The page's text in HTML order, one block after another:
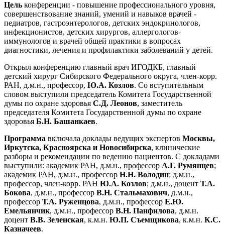
Цель конференции - повышение профессионального уровня,
совершенствование знаний, умений и навыков врачей -
педиатров, гастроэнтерологов, детских эндокринологов,
инфекционистов, детских хирургов, аллергологов-
иммунологов и врачей общей практики в вопросах
диагностики, лечения и профилактики заболеваний у детей.
Открыл конференцию главный врач ИГОДКБ, главный
детский хирург Сибирского Федерального округа, член-корр.
РАН, д.м.н., профессор, Ю.А. Козлов. Со вступительным
словом выступили председатель Комитета Государственной
думы по охране здоровья С.Д. Леонов, заместитель
председателя Комитета Государственной думы по охране
здоровья Б.Н. Башанкаев.
Программа включала доклады ведущих экспертов Москвы,
Иркутска, Красноярска и Новосибирска, клинические
разборы и рекомендации по ведению пациентов. С докладами
выступили: академик РАН, д.м.н., профессор А.Г. Румянцев;
академик РАН, д.м.н., профессор Н.Н. Володин; д.м.н.,
профессор, член-корр. РАН Ю.А. Козлов; д.м.н., доцент Т.А.
Бокова, д.м.н., профессор В.Н. Стальмахович, д.м.н.,
профессор Т.А. Руженцова, д.м.н., профессор Е.Ю.
Емельянчик, д.м.н., профессор В.Н. Панфилова, д.м.н.
доцент В.В. Зеленская, к.м.н. Ю.П. Съемщикова, к.м.н. К.С.
Казначеев.